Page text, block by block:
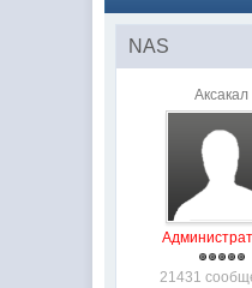
NAS
Аксакал
21431